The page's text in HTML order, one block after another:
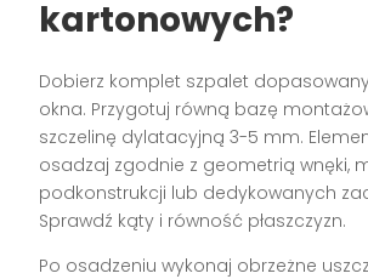
kartonowych?
Dobierz komplet szpalet
okna. Przygotuj równą bazę
szczelinę dylatacyjną 3-5 mm.
osadzaj zgodnie z geometrią wnęki,
podkonstrukcji lub dedykowanych
Sprawdź kąty i równość płaszczyzn.
Po osadzeniu wykonaj obrzeżne